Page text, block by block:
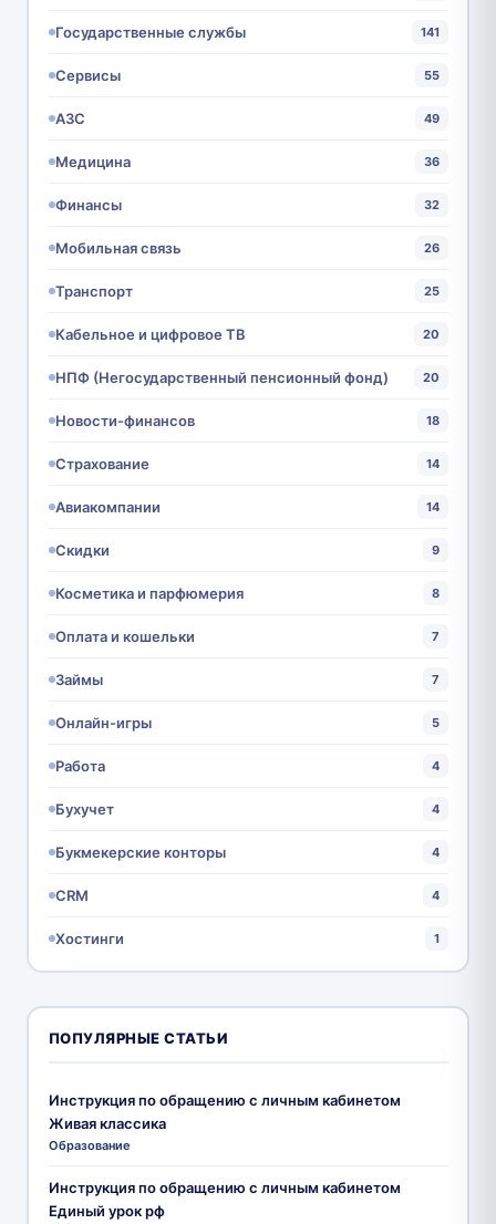
Государственные службы 141
Сервисы 55
АЗС 49
Медицина 36
Финансы 32
Мобильная связь 26
Транспорт 25
Кабельное и цифровое ТВ 20
НПФ (Негосударственный пенсионный фонд) 20
Новости-финансов 18
Страхование 14
Авиакомпании 14
Скидки 9
Косметика и парфюмерия 8
Оплата и кошельки 7
Займы 7
Онлайн-игры 5
Работа 4
Бухучет 4
Букмекерские конторы 4
CRM 4
Хостинги 1
ПОПУЛЯРНЫЕ СТАТЬИ
Инструкция по обращению с личным кабинетом
Живая классика
Образование
Инструкция по обращению с личным кабинетом
Единый урок рф